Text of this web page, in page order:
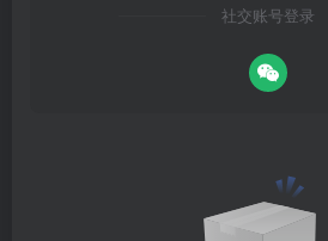
社交账号登录